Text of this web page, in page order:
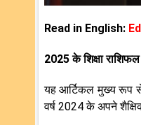
Read in English:
2025 के शिक्षा
यह आर्टिकल मुख्य रूप से
वर्ष 2024 के अपने